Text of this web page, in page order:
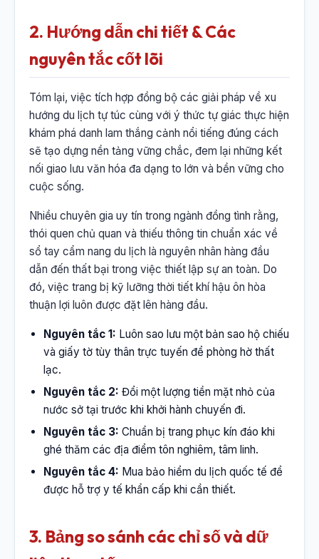
2. Hướng dẫn chi tiết & Các
nguyên tắc cốt lõi
Tóm lại, việc tích hợp đồng bộ các giải pháp về xu
hướng du lịch tự túc cùng với ý thức tự giác thực hiện
khám phá danh lam thắng cảnh nổi tiếng đúng cách
sẽ tạo dựng nền tảng vững chắc, đem lại những kết
nối giao lưu văn hóa đa dạng to lớn và bền vững cho
cuộc sống.
Nhiều chuyên gia uy tín trong ngành đồng tình rằng,
thói quen chủ quan và thiếu thông tin chuẩn xác về
sổ tay cẩm nang du lịch là nguyên nhân hàng đầu
dẫn đến thất bại trong việc thiết lập sự an toàn. Do
đó, việc trang bị kỹ lưỡng thời tiết khí hậu ôn hòa
thuận lợi luôn được đặt lên hàng đầu.
Nguyên tắc 1: Luôn sao lưu một bản sao hộ chiếu
và giấy tờ tùy thân trực tuyến để phòng hờ thất
lạc.
Nguyên tắc 2: Đổi một lượng tiền mặt nhỏ của
nước sở tại trước khi khởi hành chuyến đi.
Nguyên tắc 3: Chuẩn bị trang phục kín đáo khi
ghé thăm các địa điểm tôn nghiêm, tâm linh.
Nguyên tắc 4: Mua bảo hiểm du lịch quốc tế để
được hỗ trợ y tế khẩn cấp khi cần thiết.
3. Bảng so sánh các chỉ số và dữ